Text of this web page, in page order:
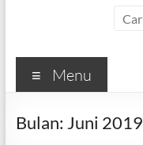
Menu
Bulan: Juni 2019